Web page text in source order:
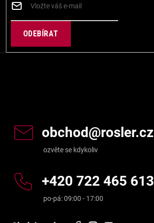
PŘIHLÁSIT
obchod@rosler.cz
+420 722 465 613